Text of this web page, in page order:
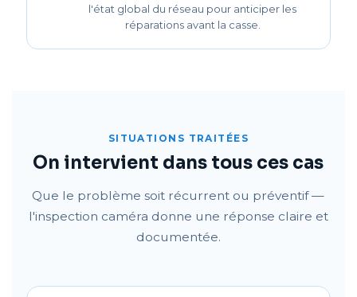
l'état global du réseau pour anticiper les
réparations avant la casse.
SITUATIONS TRAITÉES
On intervient dans tous ces cas
Que le problème soit récurrent ou préventif —
l'inspection caméra donne une réponse claire et
documentée.